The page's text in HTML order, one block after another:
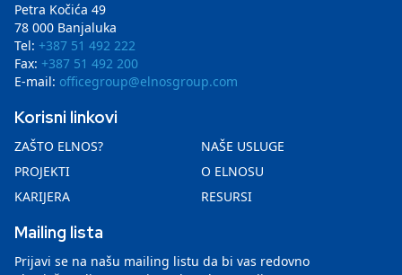
Petra Kočića 49
78 000 Banjaluka
Tel: +387 51 492 222
Fax: +387 51 492 200
E-mail: officegroup@elnosgroup.com
Korisni linkovi
ZAŠTO ELNOS?
NAŠE USLUGE
PROJEKTI
O ELNOSU
KARIJERA
RESURSI
Mailing lista
Prijavi se na našu mailing listu da bi vas redovno